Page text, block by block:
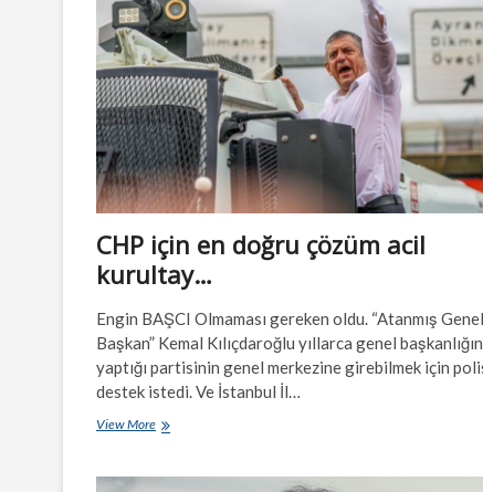
ve
Cumhur
İttifakı’na
yeni
ortak
mı
geliyor?
CHP için en doğru çözüm acil
kurultay…
Engin BAŞCI Olmaması gereken oldu. “Atanmış Genel
Başkan” Kemal Kılıçdaroğlu yıllarca genel
yaptığı partisinin genel merkezine girebilmek için
destek istedi. Ve İstanbul İl…
View MoreCHP